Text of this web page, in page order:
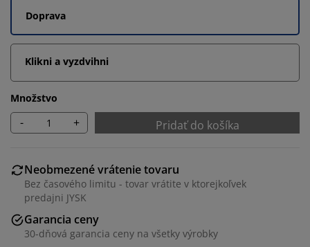
Doprava
Klikni a vyzdvihni
Množstvo
- + Pridať do košíka
Neobmezené vrátenie tovaru
Bez časového limitu - tovar vrátite v ktorejkoľvek
predajni JYSK
Garancia ceny
30-dňová garancia ceny na všetky výrobky